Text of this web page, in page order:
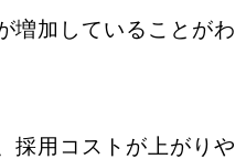
増加していることがわ
採用コストが上がりや